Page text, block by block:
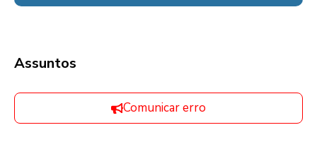
Assuntos
Comunicar erro